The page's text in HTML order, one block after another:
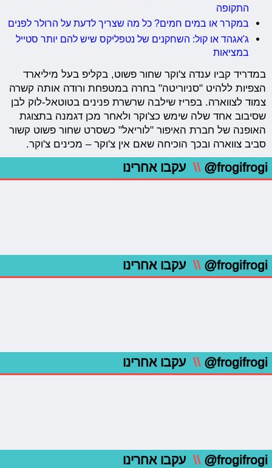
התקופה
במקרר או במים חמים? כל מה שצריך לדעת על הרולר לפנים
ג'אגהד או קול: השחקנים של נטפליקס שיש להם יותר סטייל
במציאות
במדריד קביו ענדה צ'וקר שחור פשוט, בקליפ בעל מיליארד
הצפיות ללהיט "סניוריטה" בחרה במטפחת ורודה אותה קשרה
צמוד לצווארה. בפריז שילבה שרשרת פנינים בטוטאל-לוק לבן
שסיבוב אחד שלה שימש כצ'וקר ולאחר מכן דגמנה בתצוגת
האופנה של חברת האיפור "לוריאל" כשסרט שחור פשוט קשור
סביב צווארה ובכך הוכיחה שאם אין צ'וקר – מכינים צ'וקר.
@frogifrogi
\\ עקבו אחרינו
@frogifrogi
\\ עקבו אחרינו
@frogifrogi
\\ עקבו אחרינו
@frogifrogi
\\ עקבו אחרינו